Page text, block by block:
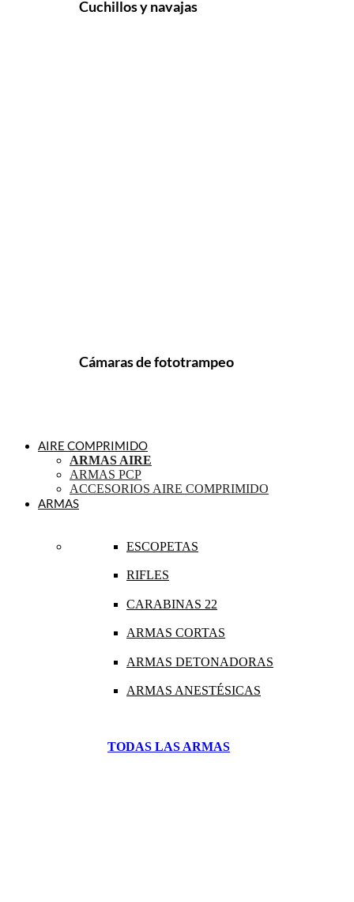
Cuchillos y navajas
Cámaras de fototrampeo
AIRE COMPRIMIDO
ARMAS AIRE
ARMAS PCP
ACCESORIOS AIRE COMPRIMIDO
ARMAS
ESCOPETAS
RIFLES
CARABINAS 22
ARMAS CORTAS
ARMAS DETONADORAS
ARMAS ANESTÉSICAS
TODAS LAS ARMAS